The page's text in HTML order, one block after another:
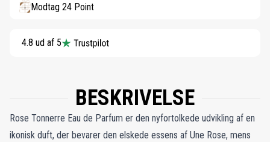
Modtag 24 Point
4.8 ud af 5
BESKRIVELSE
Rose Tonnerre Eau de Parfum er den nyfortolkede udvikling af en
ikonisk duft, der bevarer den elskede essens af Une Rose, mens